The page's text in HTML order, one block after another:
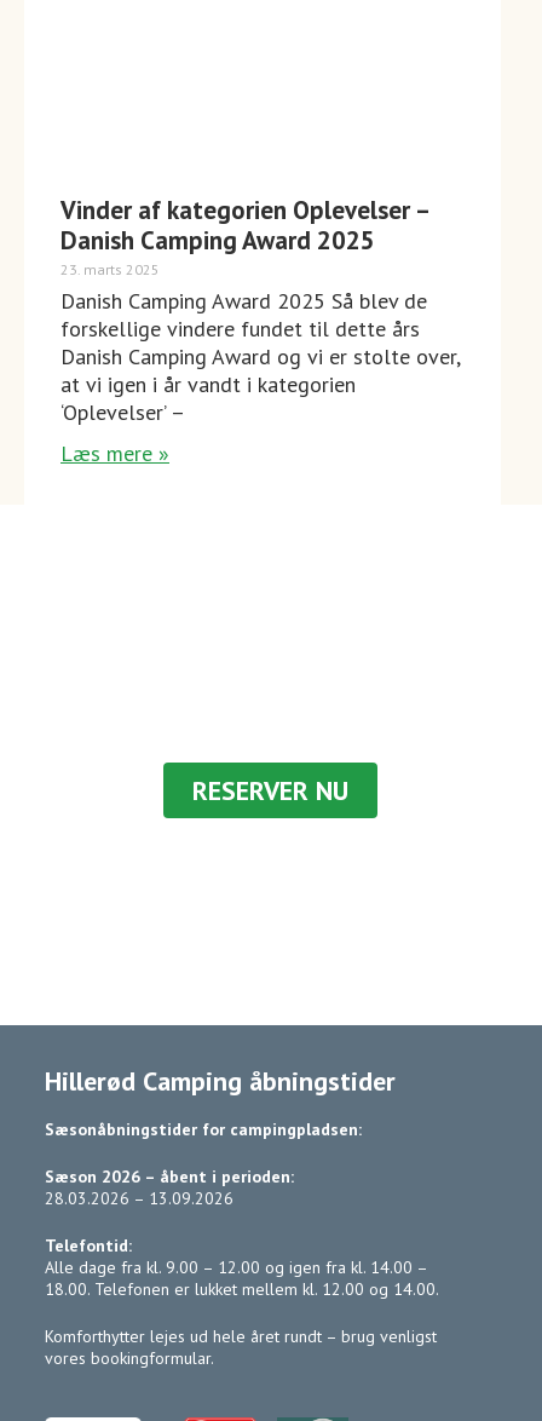
Vinder af kategorien Oplevelser –
Danish Camping Award 2025
23. marts 2025
Danish Camping Award 2025 Så blev de
forskellige vindere fundet til dette års
Danish Camping Award og vi er stolte over,
at vi igen i år vandt i kategorien
‘Oplevelser’ –
Læs mere »
RESERVER NU
Hillerød Camping åbningstider
Sæsonåbningstider for campingpladsen:
Sæson 2026 – åbent i perioden:
28.03.2026 – 13.09.2026
Telefontid:
Alle dage fra kl. 9.00 – 12.00 og igen fra kl. 14.00 –
18.00. Telefonen er lukket mellem kl. 12.00 og 14.00.
Komforthytter lejes ud hele året rundt – brug venligst
vores bookingformular.